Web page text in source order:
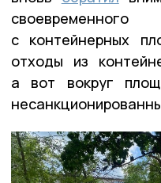
с контейнерных
отходы из
а вот вокруг